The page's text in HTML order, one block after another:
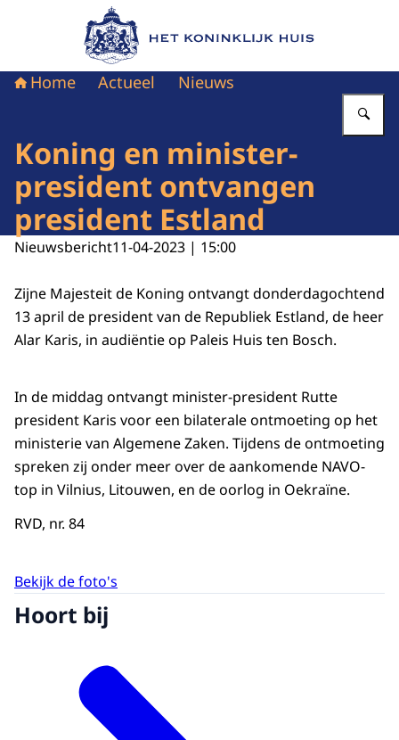
Naar de homepage van Het Koninklijk Huis
Home Actueel Nieuws
Koning en minister-
president ontvangen
president Estland
Nieuwsbericht11-04-2023 | 15:00
Zijne Majesteit de Koning ontvangt donderdagochtend
13 april de president van de Republiek Estland, de heer
Alar Karis, in audiëntie op Paleis Huis ten Bosch.
In de middag ontvangt minister-president Rutte
president Karis voor een bilaterale ontmoeting op het
ministerie van Algemene Zaken. Tijdens de ontmoeting
spreken zij onder meer over de aankomende NAVO-
top in Vilnius, Litouwen, en de oorlog in Oekraïne.
RVD, nr. 84
Bekijk de foto's
Hoort bij